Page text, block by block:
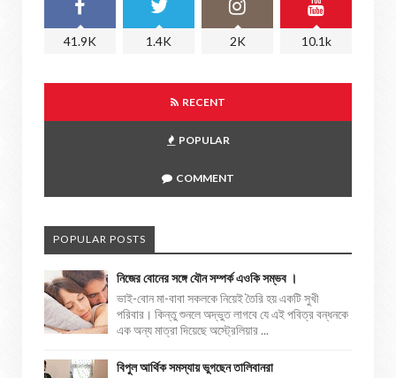
41.9K 1.4K 2K 10.1k
RECENT
POPULAR
COMMENT
POPULAR POSTS
নিজের বোনের সঙ্গে যৌন সম্পর্ক এওকি সম্ভব ।
ভাই-বোন মা-বাবা সকলকে নিয়েই তৈরি হয় একটি সুখী
পরিবার। কিন্তু শুনলে অদ্ভুত লাগবে যে এই পবিত্র বন্ধনকে
এক অন্য মাত্রা দিয়েছে অস্ট্রেলিয়ার ...
বিপুল আর্থিক সমস্যায় ভুগছেন তালিবানরা